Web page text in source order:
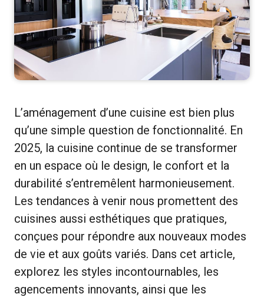
L’aménagement d’une cuisine est bien plus
qu’une simple question de fonctionnalité. En
2025, la cuisine continue de se transformer
en un espace où le design, le confort et la
durabilité s’entremêlent harmonieusement.
Les tendances à venir nous promettent des
cuisines aussi esthétiques que pratiques,
conçues pour répondre aux nouveaux modes
de vie et aux goûts variés. Dans cet article,
explorez les styles incontournables, les
agencements innovants, ainsi que les